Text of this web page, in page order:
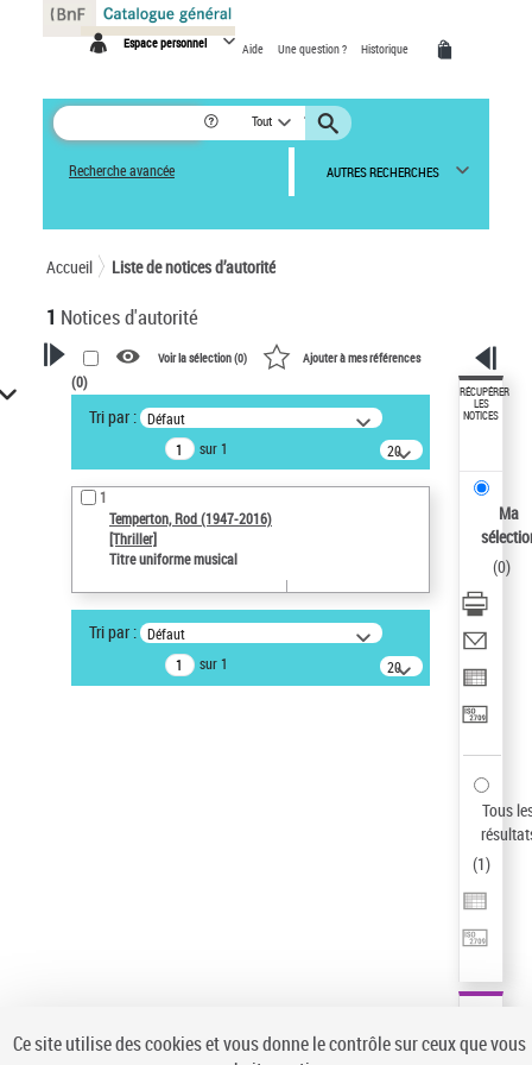
Espace personnel Aide Une question ? Historique
Tout
Recherche avancée AUTRES RECHERCHES
Accueil Liste de notices d’autorité
1 Notices d'autorité
VOTRE RECHERCHE
Recherche avancée dans les
notices d’autorité
Œuvres liées à l'auteur :
Temperton, Rod (1947-2016)
Type de notice d'autorité
Voir la sélection (0) Ajouter à mes références
(0)
Tri par : Défaut
sur 1
20
résultats/page
1
Temperton, Rod (1947-2016)
[Thriller]
Titre uniforme musical
Tri par : Défaut
sur 1
20
résultats/page
RÉCUPÉRER
LES
NOTICES
Ma
(0)
Tous
(1)
Panneau de gestion des cookies
Ce site utilise des cookies et vous donne le contrôle sur ceux que vous